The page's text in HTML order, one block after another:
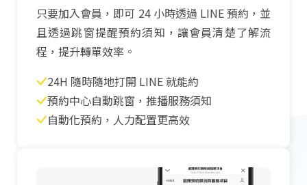
只要加入會員，即可 24 小時透過 LINE 預約，並
且透過跳窗提醒預約須知，讓會員清楚了解流
程，提升轉單效率。
24H 隨時隨地打開 LINE 就能約
預約中心自動跳窗，推播服務須知
自動化預約，人力配置更高效